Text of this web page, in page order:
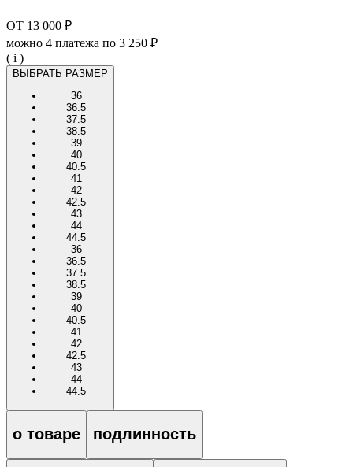
ОТ 13 000 ₽
можно 4 платежа по 3 250 ₽
( i )
ВЫБРАТЬ РАЗМЕР
36
36.5
37.5
38.5
39
40
40.5
41
42
42.5
43
44
44.5
36
36.5
37.5
38.5
39
40
40.5
41
42
42.5
43
44
44.5
о товаре подлинность